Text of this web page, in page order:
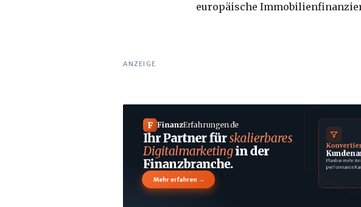
europäische
ANZEIGE
F FinanzErfahrungen.de
Ihr Partner fürskalierbares
Digitalmarketingin der
Finanzbranche.
Mehr erfahren→
Planbar mehr
performante